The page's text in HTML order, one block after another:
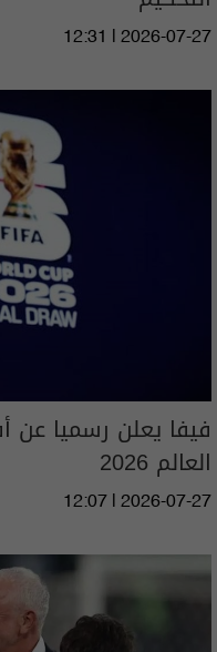
12:31 | 2026-07-27
فيفا يعلن رسميا
العالم 2026
12:07 | 2026-07-27